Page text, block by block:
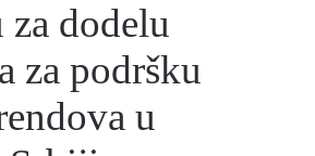
dodelu
za podršku
u